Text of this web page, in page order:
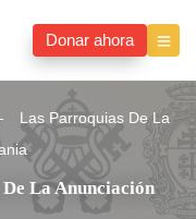
Donar ahora
Las Parroquias De La
La Anunciación